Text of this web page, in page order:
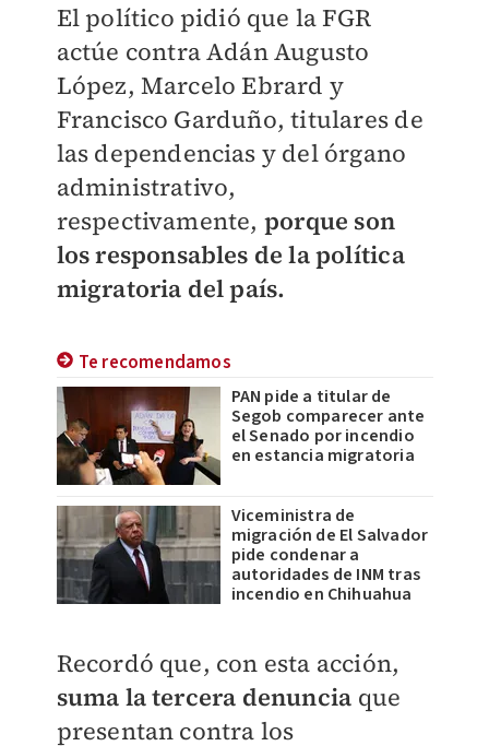
El político pidió que la FGR
actúe contra Adán Augusto
López, Marcelo Ebrard y
Francisco Garduño, titulares de
las dependencias y del órgano
administrativo,
respectivamente, porque son
los responsables de la política
migratoria del país.
Te recomendamos
PAN pide a titular de
Segob comparecer ante
el Senado por incendio
en estancia migratoria
Viceministra de
migración de El Salvador
pide condenar a
autoridades de INM tras
incendio en Chihuahua
Recordó que, con esta acción,
suma la tercera denuncia que
presentan contra los